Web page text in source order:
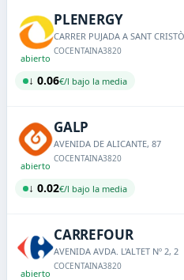
abierto
PLENERGY
COCENTAINA3820
↓ 0.06€/l bajo la media
abierto
GALP
AVENIDA DE ALICANTE, 87
COCENTAINA3820
↓ 0.02€/l bajo la media
abierto
CARREFOUR
AVENIDA AVDA. L'ALTET Nº 2, 2
COCENTAINA3820